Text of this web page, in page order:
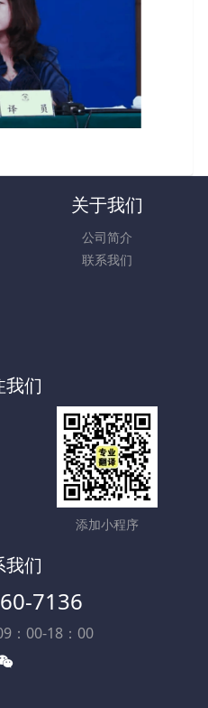
关于我们
公司简介
联系我们
我们
添加小程序
我们
7136
：00-18：00